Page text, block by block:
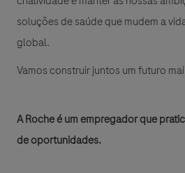
soluções de saúde que mudem a
global.
Vamos construir juntos um futuro
A Roche é um empregador que
de oportunidades.